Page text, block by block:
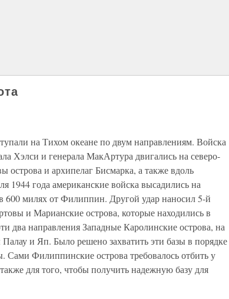
на Тихом океане по двум направлениям. Войска
Хэлси и генерала МакАртура двигались на северо-
острова и архипелаг Бисмарка, а также вдоль
года американские войска высадились на
600 милях от Филиппин. Другой удар наносил 5-й
и Марианские острова, которые находились в
два направления Западные Каролинские острова, на
и Яп. Было решено захватить эти базы в порядке
Филиппинские острова требовалось отбить у
для того, чтобы получить надежную базу для